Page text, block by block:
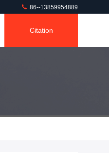
86--13859954889
Citation